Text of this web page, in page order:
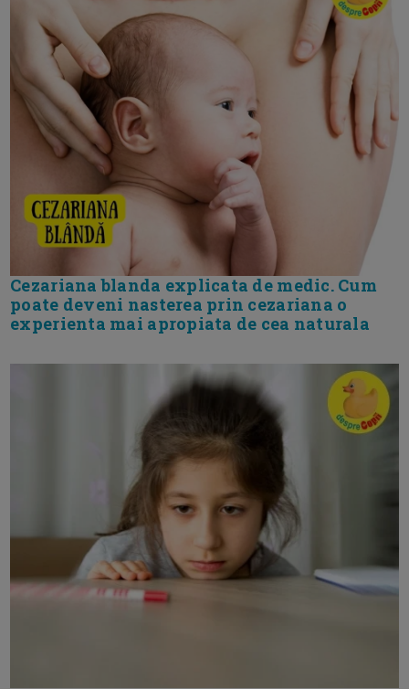
Cezariana blanda explicata de medic. Cum
poate deveni nasterea prin cezariana o
experienta mai apropiata de cea naturala